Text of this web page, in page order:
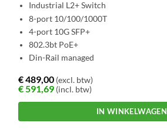
Industrial L2+ Switch
8-port 10/100/1000T
4-port 10G SFP+
802.3bt PoE+
Din-Rail managed
€489,00 (excl. btw)
€ 591,69 (incl. btw)
IN WINKELWAGEN